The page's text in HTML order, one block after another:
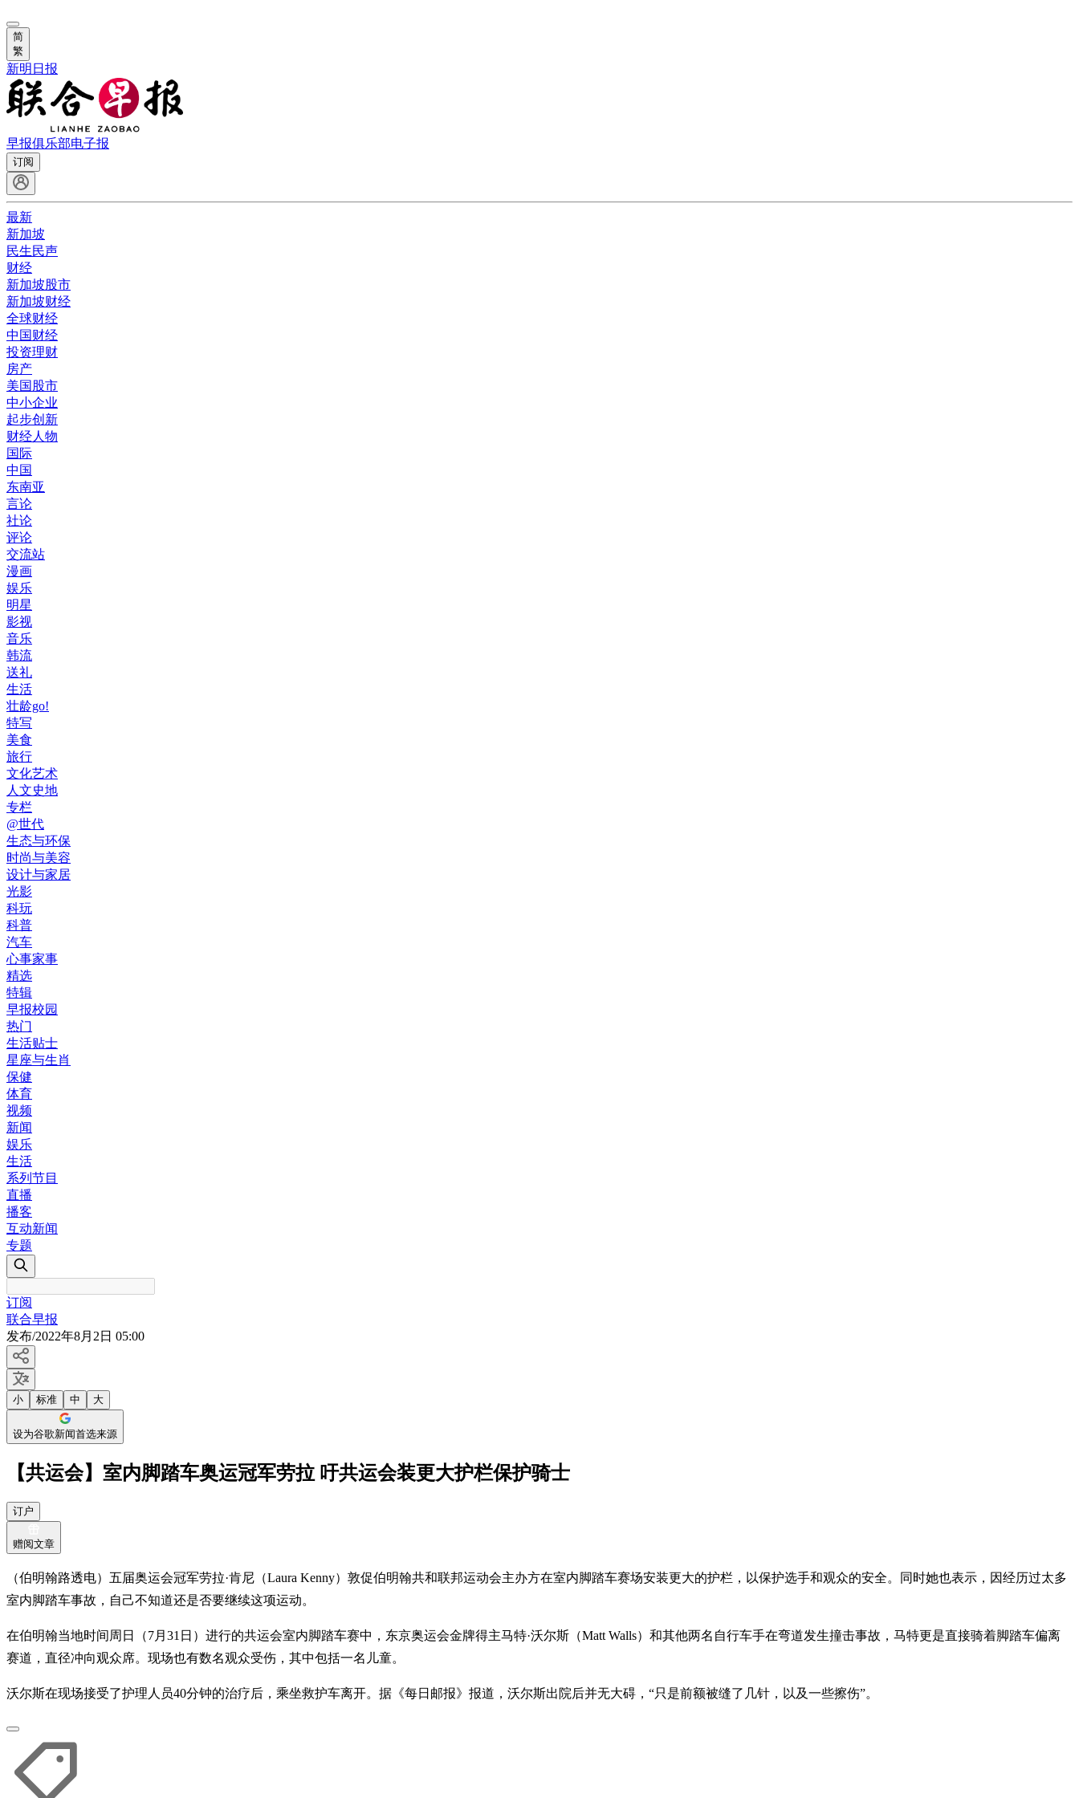
简
繁
新明日报
早报俱乐部电子报
订阅
最新
新加坡
民生民声
财经
新加坡股市
新加坡财经
全球财经
中国财经
投资理财
房产
美国股市
中小企业
起步创新
财经人物
国际
中国
东南亚
言论
社论
评论
交流站
漫画
娱乐
明星
影视
音乐
韩流
送礼
生活
壮龄go!
特写
美食
旅行
文化艺术
人文史地
专栏
@世代
生态与环保
时尚与美容
设计与家居
光影
科玩
科普
汽车
心事家事
精选
特辑
早报校园
热门
生活贴士
星座与生肖
保健
体育
视频
新闻
娱乐
生活
系列节目
直播
播客
互动新闻
专题
订阅
联合早报
发布/2022年8月2日 05:00
小 标准 中 大
设为谷歌新闻首选来源
【共运会】室内脚踏车奥运冠军劳拉 吁共运会装更大护栏保护骑士
订户
赠阅文章
（伯明翰路透电）五届奥运会冠军劳拉·肯尼（Laura Kenny）敦促伯明翰共和联邦运动会主办方在室内脚踏车赛场安装更大的护栏，以保护选手和观众的安全。同时她也表示，因经历过太多
室内脚踏车事故，自己不知道还是否要继续这项运动。
在伯明翰当地时间周日（7月31日）进行的共运会室内脚踏车赛中，东京奥运会金牌得主马特·沃尔斯（Matt Walls）和其他两名自行车手在弯道发生撞击事故，马特更是直接骑着脚踏车偏离
赛道，直径冲向观众席。现场也有数名观众受伤，其中包括一名儿童。
沃尔斯在现场接受了护理人员40分钟的治疗后，乘坐救护车离开。据《每日邮报》报道，沃尔斯出院后并无大碍，“只是前额被缝了几针，以及一些擦伤”。